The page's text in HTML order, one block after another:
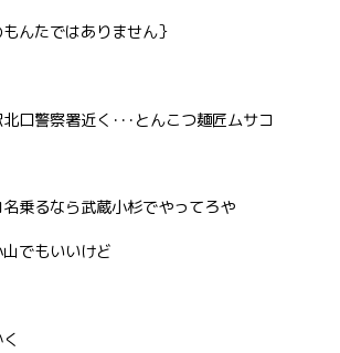
もんたではありません｝
口警察署近く･･･とんこつ麺匠ムサコ
乗るなら武蔵小杉でやってろや
でもいいけど